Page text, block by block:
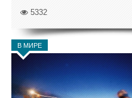
5332
В МИРЕ